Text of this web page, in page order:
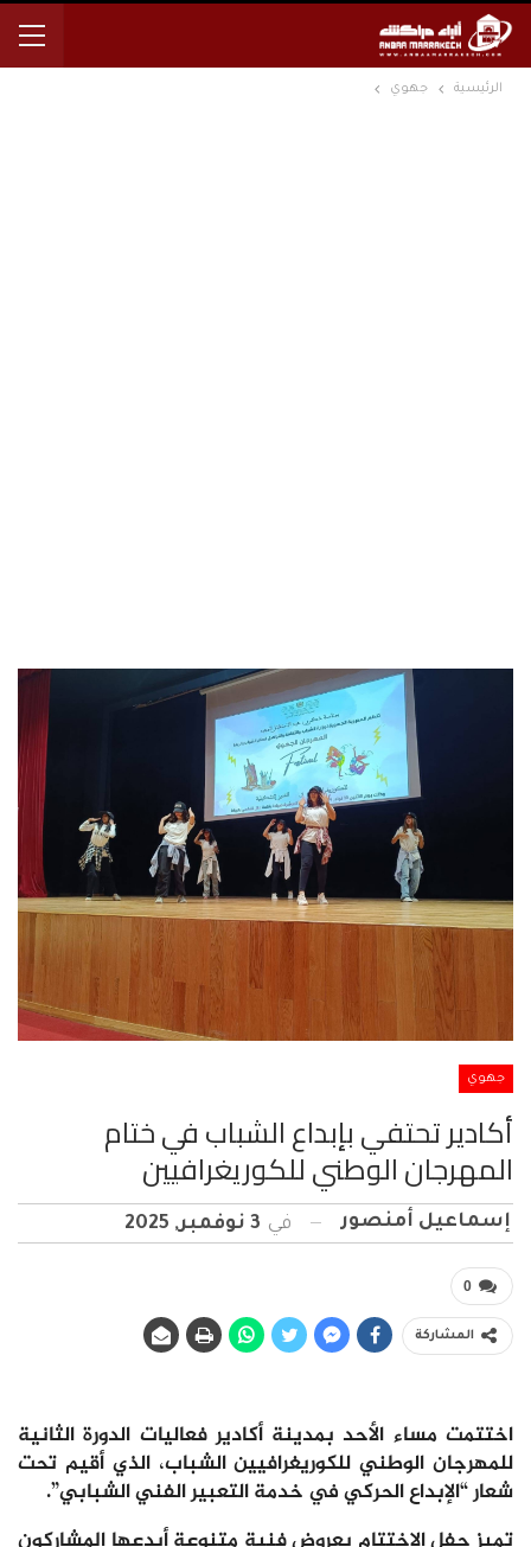
الرئيسية جهوي
جهوي
أكادير تحتفي بإبداع الشباب في ختام
المهرجان الوطني للكوريغرافيين
إسماعيل أمنصور في 3 نوفمبر, 2025
0
المشاركة
اختتمت مساء الأحد بمدينة أكادير فعاليات الدورة الثانية
للمهرجان الوطني للكوريغرافيين الشباب، الذي أقيم تحت
شعار “الإبداع الحركي في خدمة التعبير الفني الشبابي”.